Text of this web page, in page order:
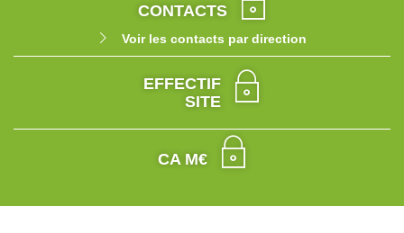
CONTACTS
Voir les contacts par direction
EFFECTIF
SITE
CA M€